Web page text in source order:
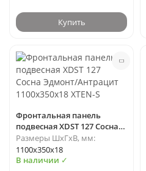
Купить
Фронтальная панель
подвесная XDST 127 Сосна
Эдмонт/Антрацит
1100х350х18 XTEN-S
Размеры ШхГхВ, мм:
1100х350х18
В наличии ✓